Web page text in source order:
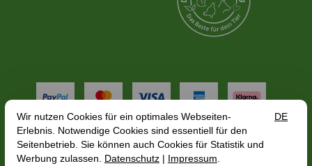
Tous les tarifs incluent la TVA plusfrais de port